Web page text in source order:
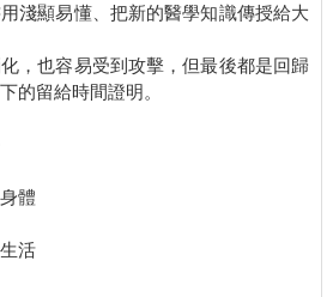
所提出的。所謂最大心跳（maximum
減去年齡，以我而言，今年56歲，我
運動的時候心跳維持在98到115之間，
148到164之間，就是在第五區。現在
所屬區間。
常用心跳來做判斷，對於判斷是否為
歡用「能不能和旁人交談」作為標
心跳，有沒有什麼簡便的方法可以判
點（sweet spot） 在3～8分鐘，意思
能撐3～8分鐘，如果你撐不了3分鐘，
淺顯易懂、把新的醫學知識傳授給大
，也容易受到攻擊，但最後都是回歸
的留給時間證明。
體
活